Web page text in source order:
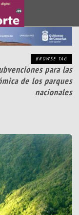
BROWSE TAG
para las
de los parques
nacionales